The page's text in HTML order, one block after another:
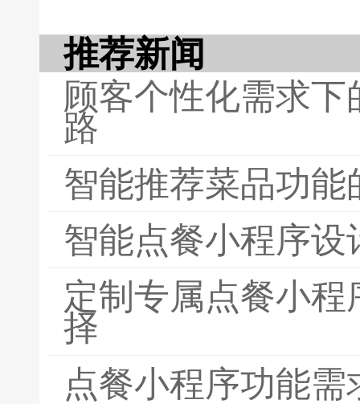
推荐新闻
顾客个性化需求
路
智能推荐菜品功
智能点餐小程序设
定制专属点餐小
择
点餐小程序功能